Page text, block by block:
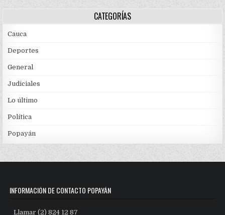
CATEGORÍAS
Cauca
Deportes
General
Judiciales
Lo último
Política
Popayán
INFORMACIÓN DE CONTACTO POPAYÁN
Llamar (2) 824 12 87